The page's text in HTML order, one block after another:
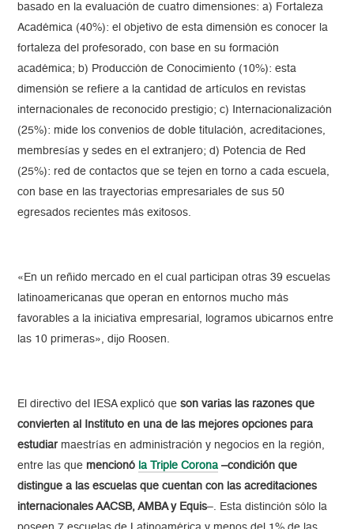
basado en la evaluación de cuatro dimensiones: a) Fortaleza
Académica (40%): el objetivo de esta dimensión es conocer la
fortaleza del profesorado, con base en su formación
académica; b) Producción de Conocimiento (10%): esta
dimensión se refiere a la cantidad de artículos en revistas
internacionales de reconocido prestigio; c) Internacionalización
(25%): mide los convenios de doble titulación, acreditaciones,
membresías y sedes en el extranjero; d) Potencia de Red
(25%): red de contactos que se tejen en torno a cada escuela,
con base en las trayectorias empresariales de sus 50
egresados recientes más exitosos.
«En un reñido mercado en el cual participan otras 39 escuelas
latinoamericanas que operan en entornos mucho más
favorables a la iniciativa empresarial, logramos ubicarnos entre
las 10 primeras», dijo Roosen.
El directivo del IESA explicó queson varias las razones que
convierten al Instituto en una de las mejores opciones para
estudiar maestrías en administración y negocios en la región,
entre las que mencionó la Triple Corona –condición que
distingue a las escuelas que cuentan con las acreditaciones
internacionales AACSB, AMBA y Equis–. Esta distinción sólo la